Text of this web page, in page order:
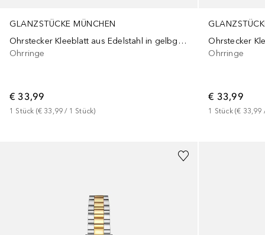
GLANZSTÜCKE MÜNCHEN
Ohrstecker Kleeblatt aus Edelstahl in gelbgold mit Achat
Ohrringe
€ 33,99
1 Stück (€ 33,99 / 1 Stück)
Ohrringe
€ 33,99
1 Stück (€ 33,99